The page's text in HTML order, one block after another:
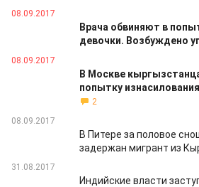
08.09.2017
Врача обвиняют в
девочки. Возбуждено
08.09.2017
В Москве
попытку
2
08.09.2017
В Питере за половое
задержан мигрант из
31.08.2017
Индийские власти